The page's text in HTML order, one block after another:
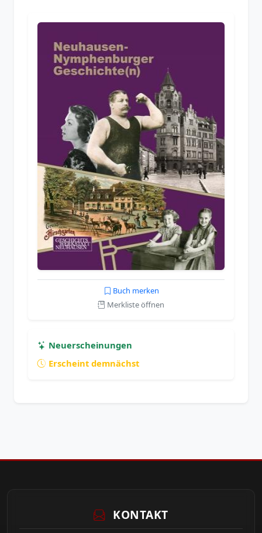
Buch merken
Merkliste öffnen
Neuerscheinungen
Erscheint demnächst
KONTAKT